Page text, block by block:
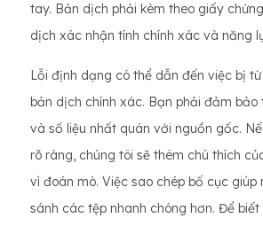
tay. Bản dịch phải kèm theo giấy
dịch xác nhận tính chính xác và năng
Lỗi định dạng có thể dẫn đến việc bị
bản dịch chính xác. Bạn phải đảm bảo
và số liệu nhất quán với nguồn gốc.
rõ ràng, chúng tôi sẽ thêm chú thích
vì đoán mò. Việc sao chép bố cục giúp
sánh các tệp nhanh chóng hơn. Để